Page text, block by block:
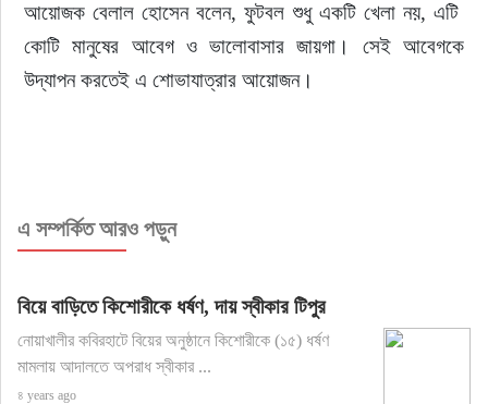
আয়োজক বেলাল হোসেন বলেন, ফুটবল শুধু একটি খেলা নয়, এটি
কোটি মানুষের আবেগ ও ভালোবাসার জায়গা। সেই আবেগকে
উদ্‌যাপন করতেই এ শোভাযাত্রার আয়োজন।
এ সম্পর্কিত আরও পড়ুন
বিয়ে বাড়িতে কিশোরীকে ধর্ষণ, দায় স্বীকার টিপুর
নোয়াখালীর কবিরহাটে বিয়ের অনুষ্ঠানে কিশোরীকে (১৫) ধর্ষণ
মামলায় আদালতে অপরাধ স্বীকার ...
৪ years ago